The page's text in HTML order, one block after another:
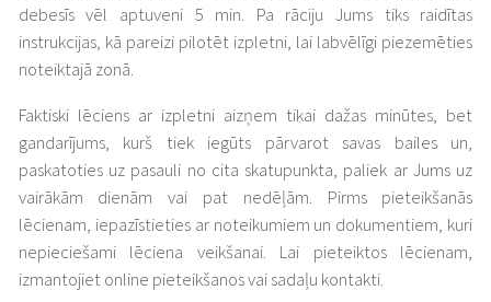
debesīs vēl aptuveni 5 min. Pa rāciju Jums tiks raidītas
instrukcijas, kā pareizi pilotēt izpletni, lai labvēlīgi piezemēties
noteiktajā zonā.
Faktiski lēciens ar izpletni aizņem tikai dažas minūtes, bet
gandarījums, kurš tiek iegūts pārvarot savas bailes un,
paskatoties uz pasauli no cita skatupunkta, paliek ar Jums uz
vairākām dienām vai pat nedēļām. Pirms pieteikšanās
lēcienam, iepazīstieties ar noteikumiem un dokumentiem, kuri
nepieciešami lēciena veikšanai. Lai pieteiktos lēcienam,
izmantojiet online pieteikšanos vai sadaļu kontakti.